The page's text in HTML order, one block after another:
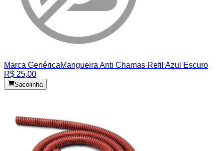
Marca GenéricaMangueira Anti Chamas Refil Azul Escuro
R$ 25,00
Sacolinha